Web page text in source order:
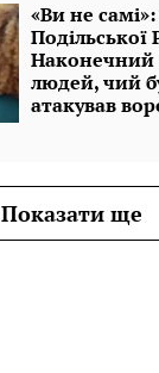
«Ви не
Подільської
Наконечний
людей, чий
атакував
Показати ще